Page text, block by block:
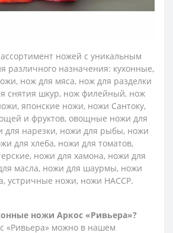
ножей с уникальным
различного назначения: кухонные,
нож для мяса, нож для разделки
снятия шкур, нож филейный, нож
японские ножи, ножи Сантоку,
и фруктов, овощные ножи для
для нарезки, ножи для рыбы, ножи
для хлеба, ножи для томатов,
ножи для хамона, ножи для
масла, ножи для шаурмы, ножи
устричные ножи, ножи HACCP.
ножи Аркос «Ривьера»?
«Ривьера» можно в нашем